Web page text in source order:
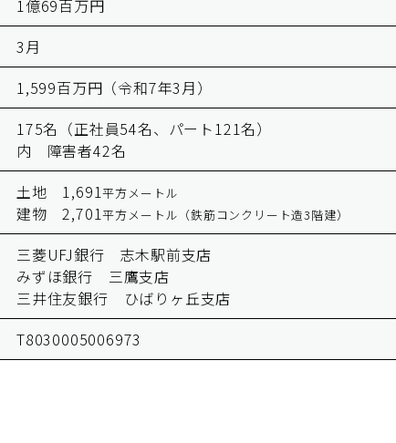
1億69百万円
3月
1,599百万円（令和7年3月）
175名（正社員54名、パート121名）
内 障害者42名
土地 1,691平方メートル
建物 2,701平方メートル（鉄筋コンクリート造3階建）
三菱UFJ銀行 志木駅前支店
みずほ銀行 三鷹支店
三井住友銀行 ひばりヶ丘支店
T8030005006973